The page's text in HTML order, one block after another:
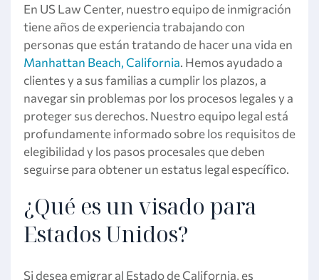
En US Law Center, nuestro equipo de inmigración
tiene años de experiencia trabajando con
personas que están tratando de hacer una vida en
Manhattan Beach, California. Hemos ayudado a
clientes y a sus familias a cumplir los plazos, a
navegar sin problemas por los procesos legales y a
proteger sus derechos. Nuestro equipo legal está
profundamente informado sobre los requisitos de
elegibilidad y los pasos procesales que deben
seguirse para obtener un estatus legal específico.
¿Qué es un visado para
Estados Unidos?
Si desea emigrar al Estado de California, es